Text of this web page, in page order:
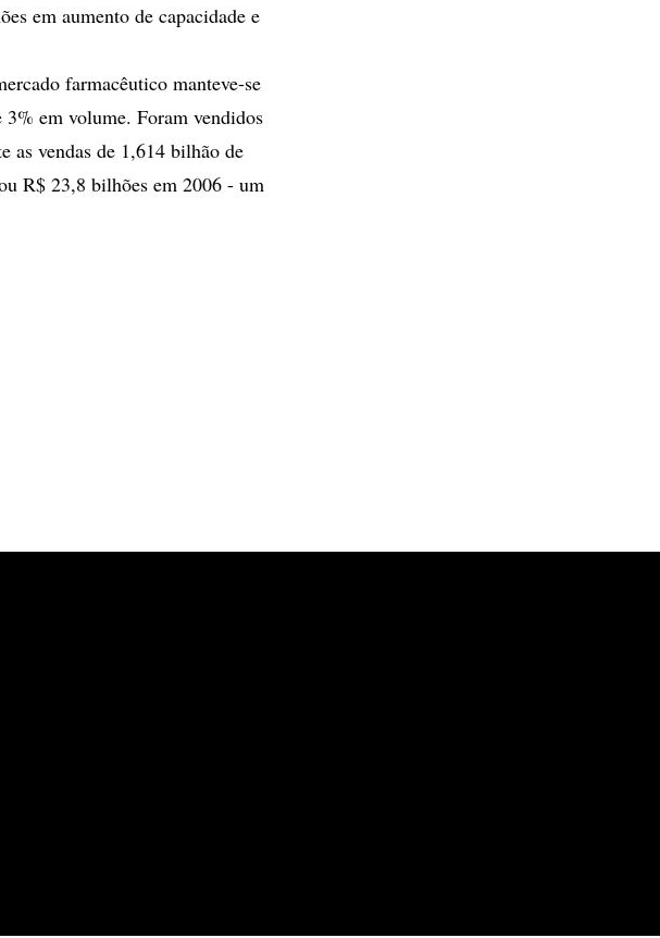
em aumento de capacidade e
farmacêutico manteve-se
em volume. Foram vendidos
as vendas de 1,614 bilhão de
R$ 23,8 bilhões em 2006 - um